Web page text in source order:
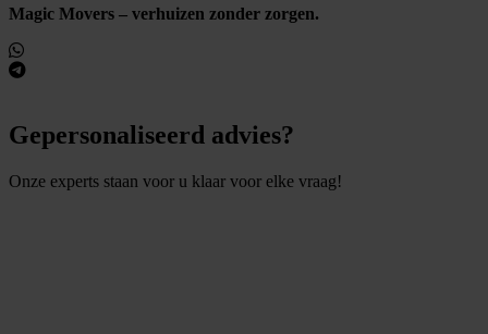
Magic Movers – verhuizen zonder zorgen.
Gepersonaliseerd advies?
Onze experts staan voor u klaar voor elke vraag!